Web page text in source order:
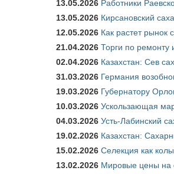
13.05.2026 Работники
13.05.2026 Кирсановский
12.05.2026 Как растет рынок
21.04.2026 Торги по ремонту
02.04.2026 Казахстан: Сев
31.03.2026 Германия
19.03.2026 Губернатору
10.03.2026 Ускользающая
04.03.2026 Усть-Лабинский
19.02.2026 Казахстан:
15.02.2026 Селекция как
13.02.2026 Мировые цены на